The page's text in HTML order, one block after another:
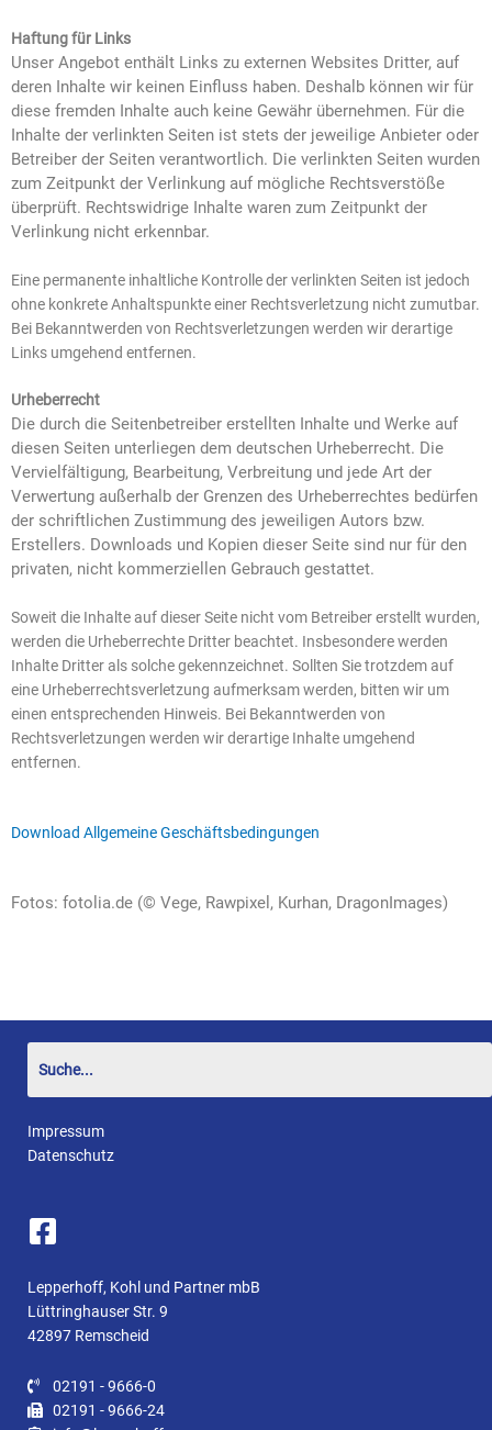
Haftung für Links
Unser Angebot enthält Links zu externen Websites Dritter, auf
deren Inhalte wir keinen Einfluss haben. Deshalb können wir für
diese fremden Inhalte auch keine Gewähr übernehmen. Für die
Inhalte der verlinkten Seiten ist stets der jeweilige Anbieter oder
Betreiber der Seiten verantwortlich. Die verlinkten Seiten wurden
zum Zeitpunkt der Verlinkung auf mögliche Rechtsverstöße
überprüft. Rechtswidrige Inhalte waren zum Zeitpunkt der
Verlinkung nicht erkennbar.
Eine permanente inhaltliche Kontrolle der verlinkten Seiten ist jedoch
ohne konkrete Anhaltspunkte einer Rechtsverletzung nicht zumutbar.
Bei Bekanntwerden von Rechtsverletzungen werden wir derartige
Links umgehend entfernen.
Urheberrecht
Die durch die Seitenbetreiber erstellten Inhalte und Werke auf
diesen Seiten unterliegen dem deutschen Urheberrecht. Die
Vervielfältigung, Bearbeitung, Verbreitung und jede Art der
Verwertung außerhalb der Grenzen des Urheberrechtes bedürfen
der schriftlichen Zustimmung des jeweiligen Autors bzw.
Erstellers. Downloads und Kopien dieser Seite sind nur für den
privaten, nicht kommerziellen Gebrauch gestattet.
Soweit die Inhalte auf dieser Seite nicht vom Betreiber erstellt wurden,
werden die Urheberrechte Dritter beachtet. Insbesondere werden
Inhalte Dritter als solche gekennzeichnet. Sollten Sie trotzdem auf
eine Urheberrechtsverletzung aufmerksam werden, bitten wir um
einen entsprechenden Hinweis. Bei Bekanntwerden von
Rechtsverletzungen werden wir derartige Inhalte umgehend
entfernen.
Download Allgemeine Geschäftsbedingungen
Fotos: fotolia.de (© Vege, Rawpixel, Kurhan, DragonImages)
Lepperhoff, Kohl und Partner mbB
Lüttringhauser Str. 9
42897 Remscheid
02191 - 9666-0
02191 - 9666-24
Impressum
Datenschutz